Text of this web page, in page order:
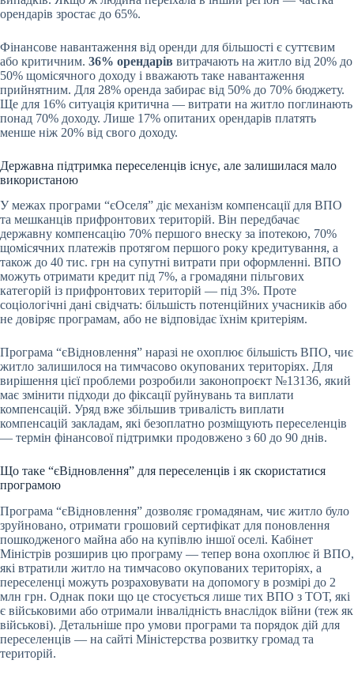
орендарів зростає до 65%.
Фінансове навантаження від оренди для більшості є суттєвим
або критичним. 36% орендарів витрачають на житло від 20% до
50% щомісячного доходу і вважають таке навантаження
прийнятним. Для 28% оренда забирає від 50% до 70% бюджету.
Ще для 16% ситуація критична — витрати на житло поглинають
понад 70% доходу. Лише 17% опитаних орендарів платять
менше ніж 20% від свого доходу.
Державна підтримка переселенців існує, але залишилася мало
використаною
У межах програми “єОселя” діє механізм компенсації для ВПО
та мешканців прифронтових територій. Він передбачає
державну компенсацію 70% першого внеску за іпотекою, 70%
щомісячних платежів протягом першого року кредитування, а
також до 40 тис. грн на супутні витрати при оформленні. ВПО
можуть отримати кредит під 7%, а громадяни пільгових
категорій із прифронтових територій — під 3%. Проте
соціологічні дані свідчать: більшість потенційних учасників або
не довіряє програмам, або не відповідає їхнім критеріям.
Програма “єВідновлення” наразі не охоплює більшість ВПО, чиє
житло залишилося на тимчасово окупованих територіях. Для
вирішення цієї проблеми розробили законопроєкт №13136, який
має змінити підходи до фіксації руйнувань та виплати
компенсацій. Уряд вже збільшив тривалість виплати
компенсацій закладам, які безоплатно розміщують переселенців
— термін фінансової підтримки продовжено з 60 до 90 днів.
Що таке “єВідновлення” для переселенців і як скористатися
програмою
Програма “єВідновлення” дозволяє громадянам, чиє житло було
зруйновано, отримати грошовий сертифікат для поновлення
пошкодженого майна або на купівлю іншої оселі. Кабінет
Міністрів розширив цю програму — тепер вона охоплює й ВПО,
які втратили житло на тимчасово окупованих територіях, а
переселенці можуть розраховувати на допомогу в розмірі до 2
млн грн. Однак поки що це стосується лише тих ВПО з ТОТ, які
є військовими або отримали інвалідність внаслідок війни (теж як
військові). Детальніше про умови програми та порядок дій для
переселенців — на сайті Міністерства розвитку громад та
територій.